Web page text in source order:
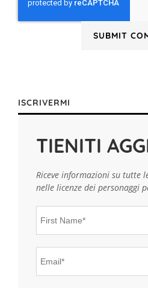
ISCRIVERMI
TIENITI
Riceve informazioni su tutte
nelle licenze dei personaggi